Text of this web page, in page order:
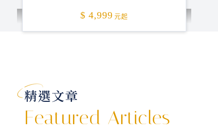
$ 4,999 元起
精選文章
Featured Articles